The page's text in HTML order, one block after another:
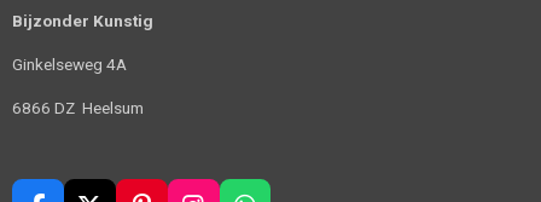
Bijzonder Kunstig
Ginkelseweg 4A
6866 DZ Heelsum